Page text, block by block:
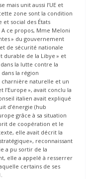
mais unit aussi l’UE et
zone sont la condition
social des États
ce propos, Mme Meloni
» du gouvernement
de sécurité nationale
durable de la Libye » et
la lutte contre la
la région
charnière naturelle et un
», avait conclu la
italien avait expliqué
d’énergie (hub
grâce à sa situation
de coopération et le
elle avait décrit la
reconnaissant
a pu sortir de la
elle a appelé à resserrer
certains de ses